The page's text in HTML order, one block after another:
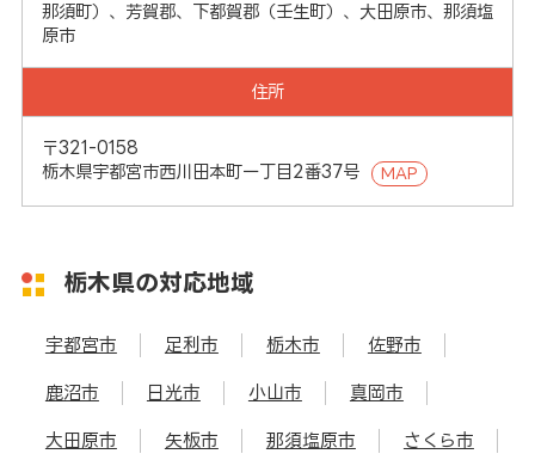
那須町）、芳賀郡、下都賀郡（壬生町）、大田原市、那須塩
原市
住所
〒321-0158
栃木県宇都宮市西川田本町一丁目2番37号
MAP
栃木県の対応地域
宇都宮市 足利市 栃木市 佐野市
鹿沼市 日光市 小山市 真岡市
大田原市 矢板市 那須塩原市 さくら市